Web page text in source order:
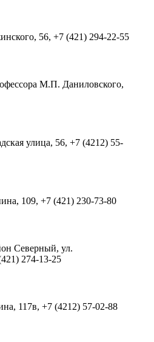
56, +7 (421) 294-22-55
М.П. Даниловского,
улица, 56, +7 (4212) 55-
109, +7 (421) 230-73-80
Северный, ул.
274-13-25
117в, +7 (4212) 57-02-88